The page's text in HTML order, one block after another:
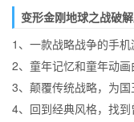
变形金刚地球之战破
1、一款战略战争的手机
2、童年记忆和童年动画
3、颠覆传统战略，为国
4、回到经典风格，找到